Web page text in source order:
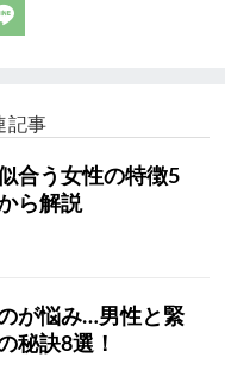
記事
合う女性の特徴5
ら解説
が悩み…男性と緊
秘訣8選！